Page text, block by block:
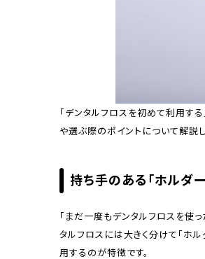
「デンタルフロスを初めて利用す
や選ぶ際のポイントについて解説し
持ち手のある「ホルダ
「まだ一度もデンタルフロスを使
タルフロスには大きく分けて「ホ
用するのが特徴です。